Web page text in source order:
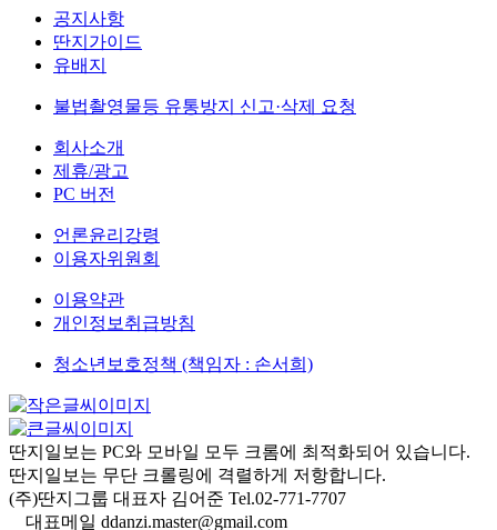
공지사항
딴지가이드
유배지
불법촬영물등 유통방지 신고·삭제 요청
회사소개
제휴/광고
PC 버전
언론윤리강령
이용자위원회
이용약관
개인정보취급방침
청소년보호정책 (책임자 : 손서희)
딴지일보는 PC와 모바일 모두 크롬에 최적화되어 있습니다.
딴지일보는 무단 크롤링에 격렬하게 저항합니다.
(주)딴지그룹 대표자 김어준 Tel.02-771-7707
대표메일 ddanzi.master@gmail.com